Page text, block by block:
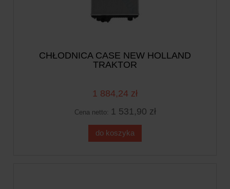
CHŁODNICA CASE NEW HOLLAND
TRAKTOR
1 884,24 zł
Cena netto: 1 531,90 zł
do koszyka